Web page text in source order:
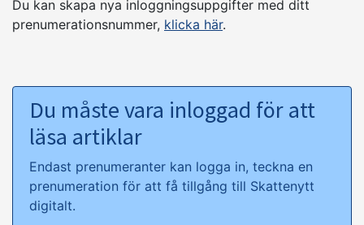
Du kan skapa nya inloggningsuppgifter med ditt
prenumerationsnummer, klicka här.
Du måste vara inloggad för att
läsa artiklar
Endast prenumeranter kan logga in, teckna en
prenumeration för att få tillgång till Skattenytt
digitalt.